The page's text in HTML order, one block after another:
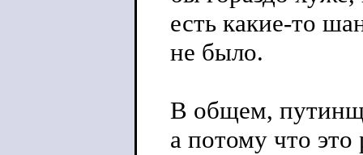
есть какие-то
не было.
В общем,
а потому что это